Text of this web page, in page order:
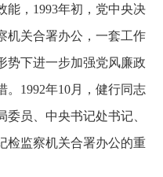
能，1993年初，党中央决
机关合署办公，一套工作
势下进一步加强党风廉政
。1992年10月，健行同志
员、中央书记处书记、
检监察机关合署办公的重